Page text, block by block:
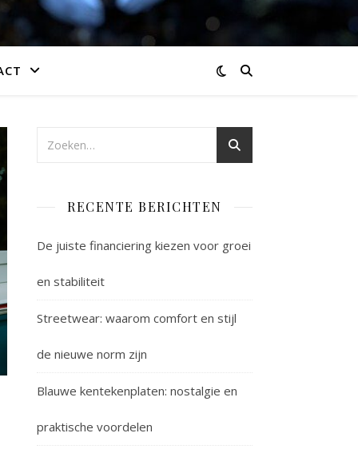
RECENTE BERICHTEN
De juiste financiering kiezen voor groei
en stabiliteit
Streetwear: waarom comfort en stijl
de nieuwe norm zijn
Blauwe kentekenplaten: nostalgie en
praktische voordelen